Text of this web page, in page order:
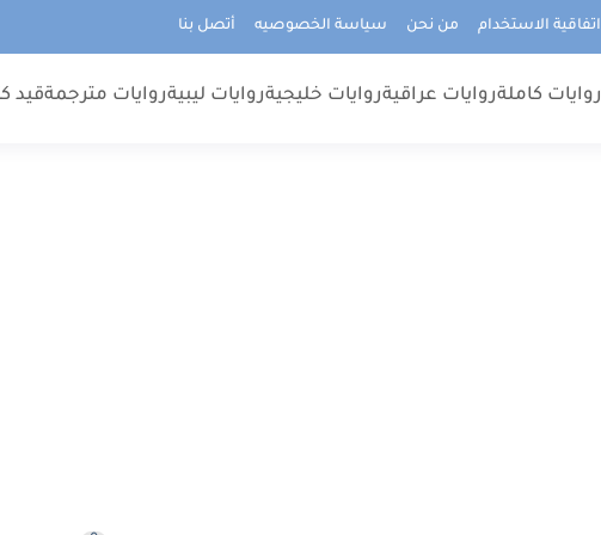
اتفاقية الاستخدام من نحن سياسة الخصوصيه أتصل بنا
روايات كاملةروايات عراقيةروايات خليجيةروايات ليبيةروايات مترجمةقيد